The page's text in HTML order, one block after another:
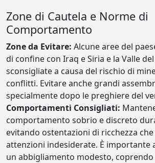
Zone di Cautela e Norme di
Comportamento
Zone da Evitare: Alcune aree del
di confine con Iraq e Siria e la Valle
sconsigliate a causa del rischio di
conflitti. Evitare anche grandi
specialmente dopo le preghiere del
Comportamenti Consigliati:
comportamento sobrio e discreto
evitando ostentazioni di ricchezza
attenzioni indesiderate. È importante
un abbigliamento modesto, coprendo